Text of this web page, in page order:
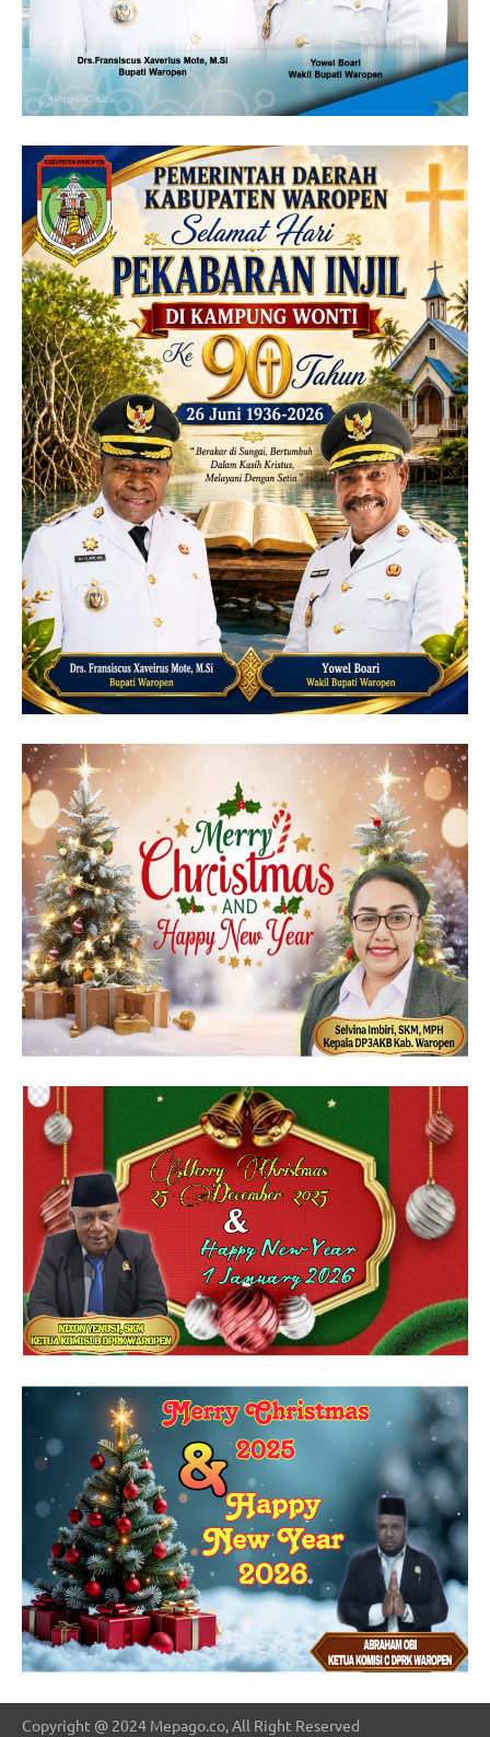
Copyright @ 2024 Mepago.co, All Right Reserved